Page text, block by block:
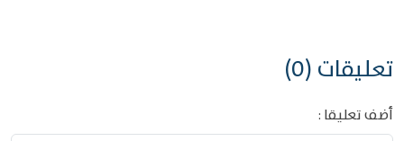
تعليقات (0)
أضف تعليقا :